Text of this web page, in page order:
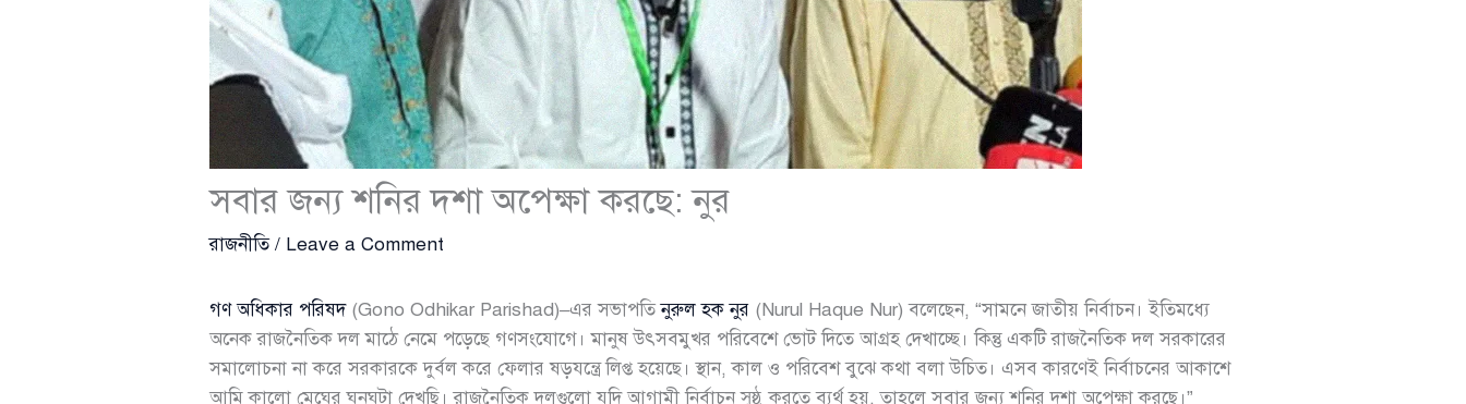
সবার জন্য শনির দশা অপেক্ষা করছে: নুর
রাজনীতি/ Leave a Comment
গণ অধিকার পরিষদ(Gono Odhikar Parishad)–এর সভাপতিনুরুল হক নুর (Nurul Haque Nur) বলেছেন, “সামনে জাতীয় নির্বাচন। ইতিমধ্যে
অনেক রাজনৈতিক দল মাঠে নেমে পড়েছে গণসংযোগে। মানুষ উৎসবমুখর পরিবেশে ভোট দিতে আগ্রহ দেখাচ্ছে। কিন্তু একটি রাজনৈতিক দল সরকারের
সমালোচনা না করে সরকারকে দুর্বল করে ফেলার ষড়যন্ত্রে লিপ্ত হয়েছে। স্থান, কাল ও পরিবেশ বুঝে কথা বলা উচিত। এসব কারণেই নির্বাচনের আকাশে
আমি কালো মেঘের ঘনঘটা দেখছি। রাজনৈতিক দলগুলো যদি আগামী নির্বাচন সুষ্ঠু করতে ব্যর্থ হয়, তাহলে সবার জন্য শনির দশা অপেক্ষা করছে।”